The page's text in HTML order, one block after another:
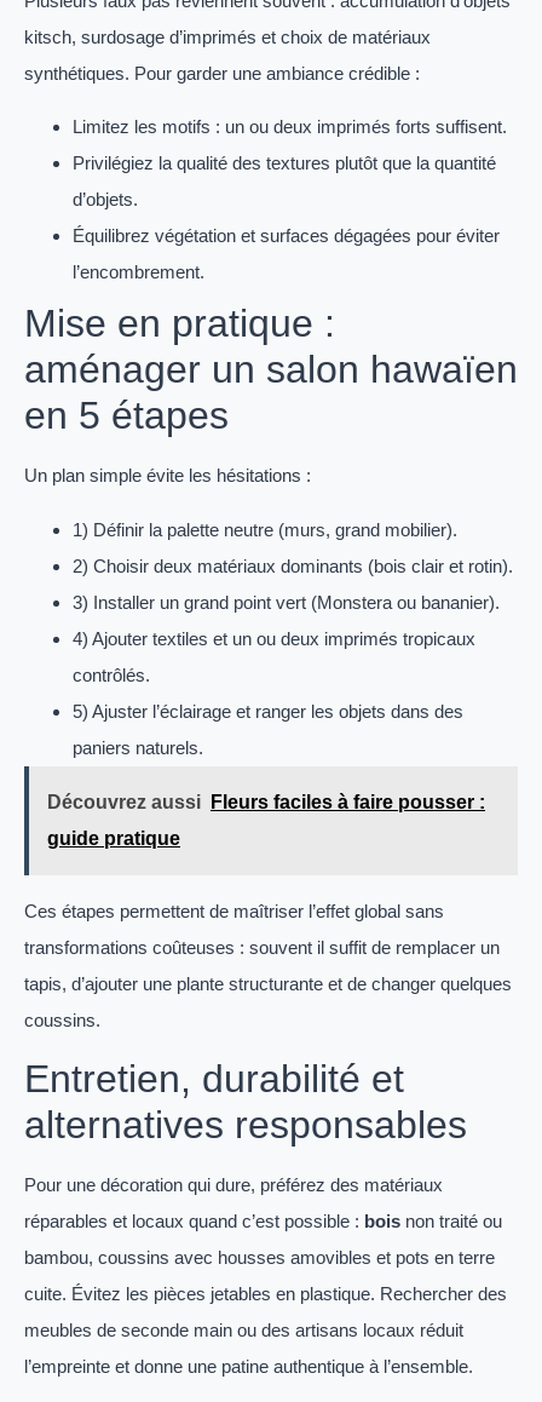
kitsch, surdosage d’imprimés et choix de matériaux
synthétiques. Pour garder une ambiance crédible :
Limitez les motifs : un ou deux imprimés forts suffisent.
Privilégiez la qualité des textures plutôt que la quantité
d’objets.
Équilibrez végétation et surfaces dégagées pour éviter
l’encombrement.
Mise en pratique :
aménager un salon hawaïen
en 5 étapes
Un plan simple évite les hésitations :
1) Définir la palette neutre (murs, grand mobilier).
2) Choisir deux matériaux dominants (bois clair et rotin).
3) Installer un grand point vert (Monstera ou bananier).
4) Ajouter textiles et un ou deux imprimés tropicaux
contrôlés.
5) Ajuster l’éclairage et ranger les objets dans des
paniers naturels.
Découvrez aussi
Fleurs faciles à faire pousser :
guide pratique
Ces étapes permettent de maîtriser l’effet global sans
transformations coûteuses : souvent il suffit de remplacer un
tapis, d’ajouter une plante structurante et de changer quelques
coussins.
Entretien, durabilité et
alternatives responsables
Pour une décoration qui dure, préférez des matériaux
réparables et locaux quand c’est possible : bois non traité ou
bambou, coussins avec housses amovibles et pots en terre
cuite. Évitez les pièces jetables en plastique. Rechercher des
meubles de seconde main ou des artisans locaux réduit
l’empreinte et donne une patine authentique à l’ensemble.